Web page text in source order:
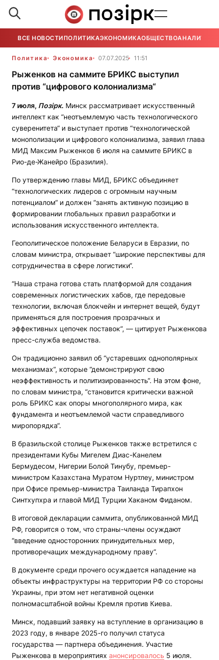
ВСЕ НОВОСТИ ПОЛИТИКАЭКОНОМИКАОБЩЕСТВОАНАЛИТИКА
Политика Экономика 07.07.2025 11:51
Рыженков на саммите БРИКС выступил
против “цифрового колониализма“
7 июля, Позірк. Минск рассматривает искусственный
интеллект как “неотъемлемую часть технологического
суверенитета“ и выступает против “технологической
монополизации и цифрового колониализма, заявил глава
МИД Максим Рыженков 6 июля на саммите БРИКС в
Рио-де-Жанейро (Бразилия).
По утверждению главы МИД, БРИКС объединяет
“технологических лидеров c огромным научным
потенциалом“ и должен “занять активную позицию в
формировании глобальных правил разработки и
использования искусственного интеллекта.
Геополитическое положение Беларуси в Евразии, по
словам министра, открывает “широкие перспективы для
сотрудничества в сфере логистики“.
“Наша страна готова стать платформой для создания
современных логистических хабов, где передовые
технологии, включая блокчейн и интернет вещей, будут
применяться для построения прозрачных и
эффективных цепочек поставок“, — цитирует Рыженкова
пресс-служба ведомства.
Он традиционно заявил об “устаревших однополярных
механизмах“, которые “демонстрируют свою
неэффективность и политизированность“. На этом фоне,
по словам министра, “становится критически важной
роль БРИКС как опоры многополярного мира, как
фундамента и неотъемлемой части справедливого
миропорядка“.
В бразильской столице Рыженков также встретился с
президентами Кубы Мигелем Диас-Канелем
Бермудесом, Нигерии Болой Тинубу, премьер-
министром Казахстана Муратом Нуртлеу, министром
при Офисе премьер-министра Таиланда Тирапхон
Синтхупхра и главой МИД Турции Хаканом Фиданом.
В итоговой декларации саммита, опубликованной МИД
РФ, говорится о том, что страны-члены осуждают
“введение односторонних принудительных мер,
противоречащих международному праву“.
В документе среди прочего осуждается нападение на
объекты инфраструктуры на территории РФ со стороны
Украины, при этом нет негативной оценки
полномасштабной войны Кремля против Киева.
Минск, подавший заявку на вступление в организацию в
2023 году, в январе 2025-го получил статуса
государства — партнера объединения. Участие
Рыженкова в мероприятиях анонсировалось 5 июля.